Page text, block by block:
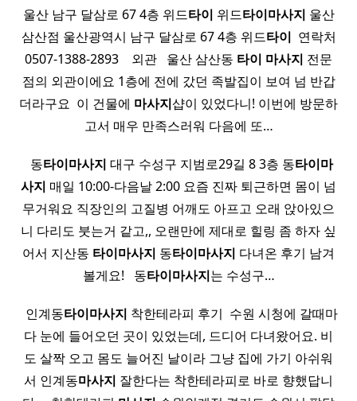
울산 남구 달삼로 67 4층 위드타이 위드타이마사지 울산
삼산점 울산광역시 남구 달삼로 67 4층 위드타이 ​ 연락처
0507-1388-2893 ​ ​ ​ 외관 ​ ​ 울산 삼산동 타이 마사지 전문
점의 외관이에요 1층에 전에 갔던 족발집이 보여 넘 반갑
더라구요 ​ 이 건물에 마사지샵이 있었다니! 이번에 방문하
고서 매우 만족스러워 다음에 또…
​ ​ 동타이마사지 대구 수성구 지범로29길 8 3층 동타이마
사지 매일 10:00-다음날 2:00 요즘 진짜 퇴근하면 몸이 넘
무거워요 직장인의 고질병 어깨도 아프고 오래 앉아있으
니 다리도 붓는거 같고,, 오랜만에 제대로 힐링 좀 하자 싶
어서 지산동 타이마사지 동타이마사지 다녀온 후기 남겨
볼게요! ​ ​ 동타이마사지는 수성구…
​ ​ 인계동타이마사지 착한테라피 후기 ​ 수원 시청에 갈때마
다 눈에 들어오던 곳이 있었는데, 드디어 다녀왔어요. 비
도 살짝 오고 몸도 늘어진 날이라 그냥 집에 가기 아쉬워
서 인계동마사지 잘한다는 착한테라피로 바로 향했답니